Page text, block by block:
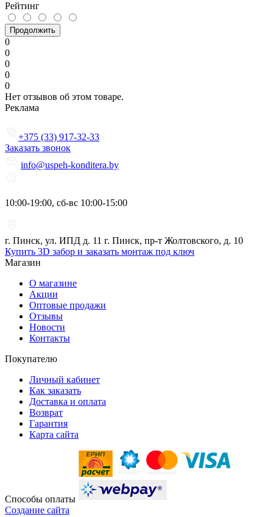
Рейтинг
Продолжить
0
0
0
0
0
Нет отзывов об этом товаре.
Реклама
+375 (33) 917-32-33
Заказать звонок
info@uspeh-konditera.by
10:00-19:00, сб-вс 10:00-15:00
г. Пинск, ул. ИПД д. 11 г. Пинск, пр-т Жолтовского, д. 10
Купить 3D забор и заказать монтаж под ключ
Магазин
О магазине
Акции
Оптовые продажи
Отзывы
Новости
Контакты
Покупателю
Личный кабинет
Как заказать
Доставка и оплата
Возврат
Гарантия
Карта сайта
Способы оплаты
Создание сайта